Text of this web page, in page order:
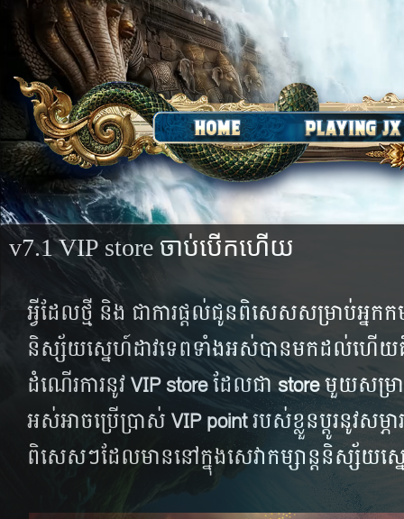
v7.1 VIP store ចាប់បើកហើយ
អ្វី​ដែល​ថ្មី និង ជា​ការ​ផ្តល់ជូន​​ពិសេស​សម្រាប់​អ្នក​កម្
និស្ស័យ​ស្នេហ៍​ដាវ​ទេព​ទាំង​អស់​បាន​មក​ដល់​ហើយ​​គឺ
ដំណើរ​ការ​នូវ​VIP storeដែល​ជា​ storeមួយ​សម្រា
អស់​អាច​ប្រើ​ប្រាស់​VIP pointរបស់​ខ្លួន​ប្តូរ​នូវ​សម្ភ
ពិសេស​ៗ​ដែល​មាន​នៅ​ក្នុង​សេវា​កម្សាន្ត​និស្ស័យ​ស្